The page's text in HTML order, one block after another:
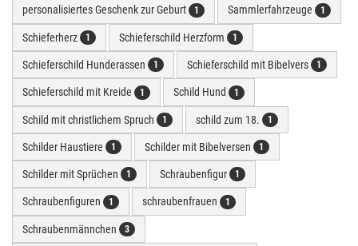
personalisiertes Geschenk zur Geburt 1 Sammlerfahrzeuge 1
Schieferherz 1 Schieferschild Herzform 1
Schieferschild Hunderassen 1 Schieferschild mit Bibelvers 1
Schieferschild mit Kreide 1 Schild Hund 1
Schild mit christlichem Spruch 1 schild zum 18. 1
Schilder Haustiere 1 Schilder mit Bibelversen 1
Schilder mit Sprüchen 1 Schraubenfigur 1
Schraubenfiguren 1 schraubenfrauen 1
Schraubenmännchen 3